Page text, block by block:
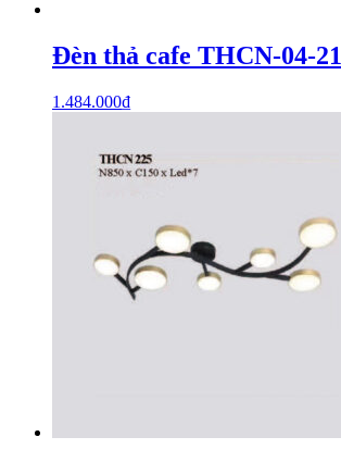
Đèn thả cafe THCN-04-21
1.484.000₫